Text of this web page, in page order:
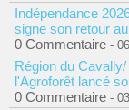
Indépendance
signe son retour
0 Commentaire -
Région du
l'Agroforêt lancé
0 Commentaire -